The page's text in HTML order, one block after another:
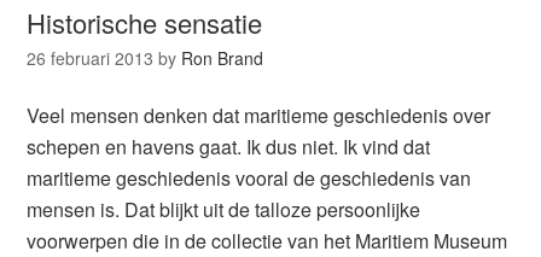
Historische sensatie
26 februari 2013 by Ron Brand
Veel mensen denken dat maritieme geschiedenis over
schepen en havens gaat. Ik dus niet. Ik vind dat
maritieme geschiedenis vooral de geschiedenis van
mensen is. Dat blijkt uit de talloze persoonlijke
voorwerpen die in de collectie van het Maritiem Museum